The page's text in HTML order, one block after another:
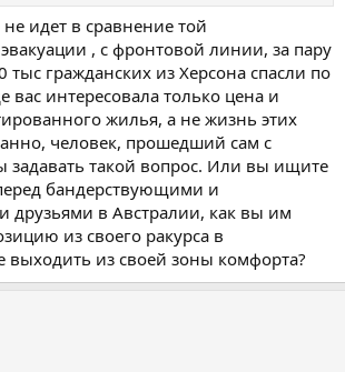
идет в сравнение той
, с фронтовой линии, за пару
тыс гражданских из Херсона спасли по
вас интересовала только цена и
жилья, а не жизнь этих
человек, прошедший сам с
задавать такой вопрос. Или вы ищите
бандерствующими и
в Австралии, как вы им
из своего ракурса в
выходить из своей зоны комфорта?